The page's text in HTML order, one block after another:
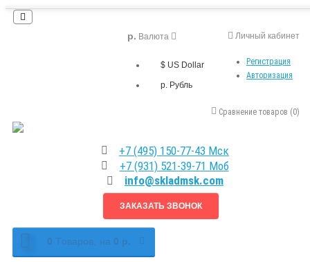
Личный кабинет
Регистрация
Авторизация
р. Валюта
$ US Dollar
р. Рубль
Сравнение товаров (0)
+7 (495) 150-77-43 Мск
+7 (931) 521-39-71 Моб
info@skladmsk.com
ЗАКАЗАТЬ ЗВОНОК
0 Tоваров, на 0 р.